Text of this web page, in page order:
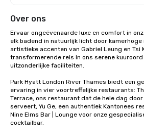
Over ons
Ervaar ongeëvenaarde luxe en comfort in
elk badend in natuurlijk licht door
artistieke accenten van Gabriel Leung en Tsi
transformerende reis in ons serene kuuroord
uitzonderlijke faciliteiten.
Park Hyatt London River Thames biedt een
ervaring in vier voortreffelijke restaurants:
Terrace, ons restaurant dat de hele dag
serveert, Yu Ge, een authentiek Kantonees
Nine Elms Bar | Lounge voor onze
cocktailbar.